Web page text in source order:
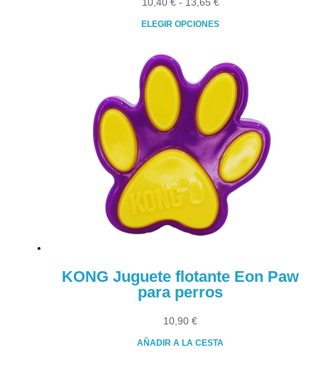
10,40 € - 13,65 €
10,40 €
hasta
13,65 €
ELEGIR OPCIONES
tiene
múltiples
variantes.
Las
opciones
se
pueden
elegir
en
página
KONG Juguete flotante Eon Paw
para perros
10,90 €
AÑADIR A LA CESTA